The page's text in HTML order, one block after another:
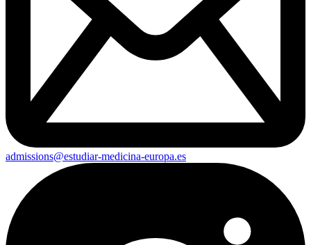
admissions@estudiar-medicina-europa.es